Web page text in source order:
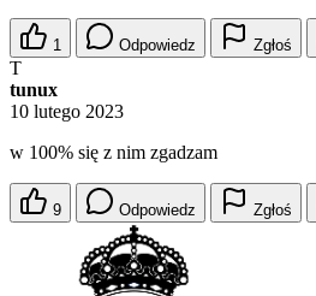
1 Odpowiedz Zgłoś
T
tunux
10 lutego 2023
w 100% się z nim zgadzam
9 Odpowiedz Zgłoś